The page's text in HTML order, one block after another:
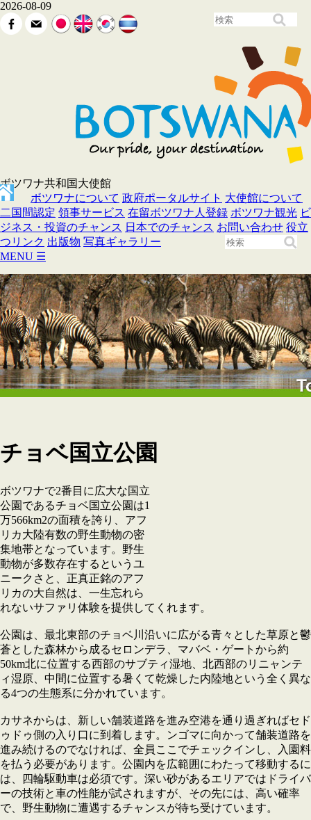
2026-08-09
ボツワナ共和国大使館
ボツワナについて 政府ポータルサイト 大使館について
二国間認定 領事サービス 在留ボツワナ人登録 ボツワナ観光 ビ
ジネス・投資のチャンス 日本でのチャンス お問い合わせ 役立
つリンク 出版物 写真ギャラリー
MENU ☰
チョベ国立公園
ボツワナで2番目に広大な国立
公園であるチョベ国立公園は1
万566km2の面積を誇り、アフ
リカ大陸有数の野生動物の密
集地帯となっています。野生
動物が多数存在するというユ
ニークさと、正真正銘のアフ
リカの大自然は、一生忘れら
れないサファリ体験を提供してくれます。
公園は、最北東部のチョベ川沿いに広がる青々とした草原と鬱
蒼とした森林から成るセロンデラ、マバベ・ゲートから約
50km北に位置する西部のサブティ湿地、北西部のリニャンテ
ィ湿原、中間に位置する暑くて乾燥した内陸地という全く異な
る4つの生態系に分かれています。
カサネからは、新しい舗装道路を進み空港を通り過ぎればセド
ゥドゥ側の入り口に到着します。ンゴマに向かって舗装道路を
進み続けるのでなければ、全員ここでチェックインし、入園料
を払う必要があります。公園内を広範囲にわたって移動するに
は、四輪駆動車は必須です。深い砂があるエリアではドライバ
ーの技術と車の性能が試されますが、その先には、高い確率
で、野生動物に遭遇するチャンスが待ち受けています。